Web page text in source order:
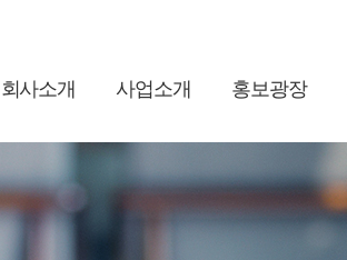
회사소개 사업소개 홍보광장